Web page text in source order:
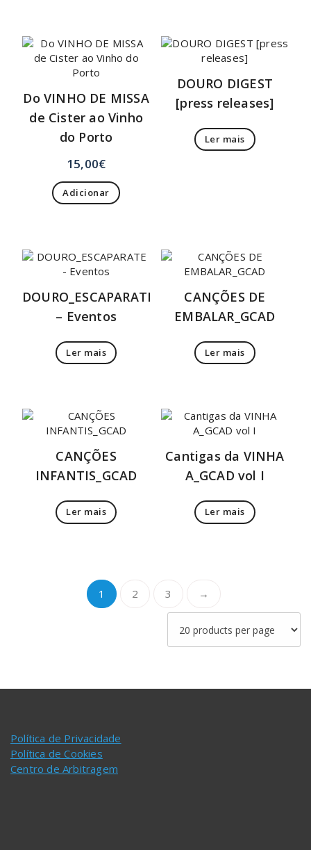
Do VINHO DE MISSA
de Cister ao Vinho
do Porto
15,00€
Adicionar
DOURO DIGEST
[press releases]
Ler mais
DOURO_ESCAPARATE
– Eventos
Ler mais
CANÇÕES DE
EMBALAR_GCAD
Ler mais
CANÇÕES
INFANTIS_GCAD
Ler mais
Cantigas da VINHA
A_GCAD vol I
Ler mais
1 2 3 →
Política de Privacidade
Política de Cookies
Centro de Arbitragem